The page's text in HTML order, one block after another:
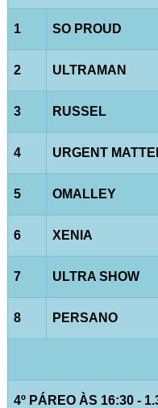
1 SO PROUD
2 ULTRAMAN
3 RUSSEL
4 URGENT
5 OMALLEY
6 XENIA
7 ULTRA SHOW
8 PERSANO
4º PÁREO ÀS 16:30 -